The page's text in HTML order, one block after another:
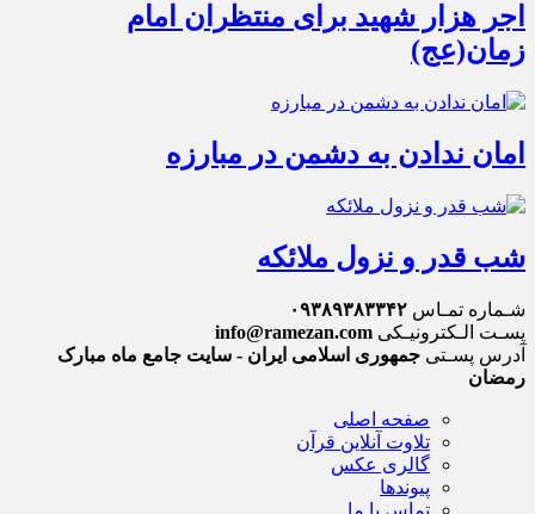
اجر هزار شهید برای منتظران امام
زمان(عج)
امان ندادن به دشمن در مبارزه
شب قدر و نزول ملائکه
شـماره تمـاس ۰۹۳۸۹۳۸۳۳۴۲
پسـت الـکترونیـکی info@ramezan.com
آدرس پسـتی جمهوری اسلامی ایران - سایت جامع ماه مبارک
رمضان
صفحه اصلی
تلاوت آنلاین قرآن
گالری عکس
پیوندها
تماس با ما